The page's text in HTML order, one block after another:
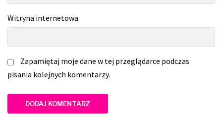
Witryna internetowa
Zapamiętaj moje dane w tej przeglądarce podczas
pisania kolejnych komentarzy.